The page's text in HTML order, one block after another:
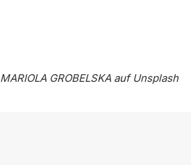
MARIOLA GROBELSKA auf Unsplash